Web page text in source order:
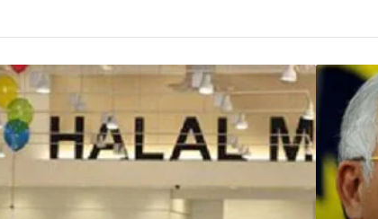
3.7
تريليونات
دولار
سوق
الأغذية
في
العام